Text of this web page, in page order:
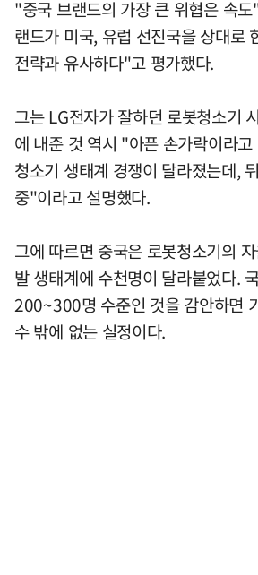
"중국 브랜드의 가장 큰 위협은 속
랜드가 미국, 유럽 선진국을 상대로
전략과 유사하다"고 평가했다.
그는 LG전자가 잘하던 로봇청소기
에 내준 것 역시 "아픈 손가락이라
청소기 생태계 경쟁이 달라졌는데,
중"이라고 설명했다.
그에 따르면 중국은 로봇청소기의
발 생태계에 수천명이 달라붙었다.
200~300명 수준인 것을 감안하면
수 밖에 없는 실정이다.